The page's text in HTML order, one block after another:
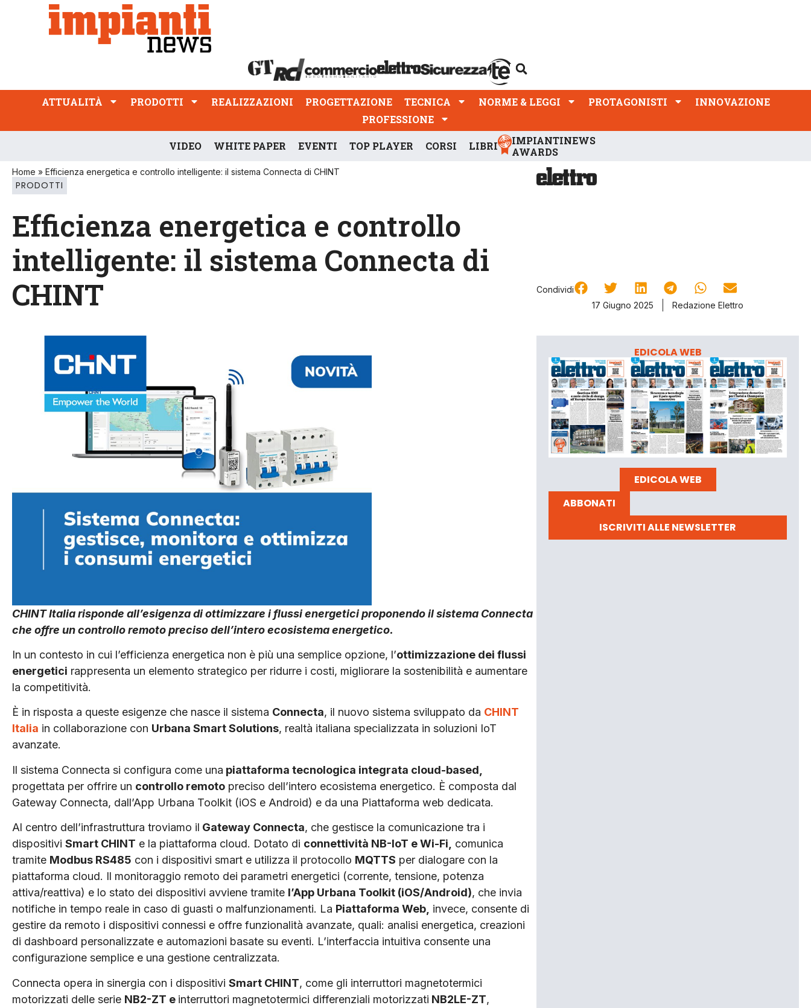
ATTUALITÀ PRODOTTI REALIZZAZIONI
PROFESSIONE
ATTUALITÀ PRODOTTI REALIZZAZIONI PROGETTAZIONE TECNICA NORME & LEGGI PROTAGONISTI
INNOVAZIONE
PROFESSIONE
VIDEO WHITE PAPER EVENTI TOP PLAYER CORSI LIBRI
IMPIANTINEWS
AWARDS
Home » Efficienza energetica e controllo intelligente: il sistema Connecta di CHINT
PRODOTTI
Efficienza energetica e controllo
intelligente: il sistema Connecta di
CHINT
Condividi
17 Giugno 2025
Redazione Elettro
CHINT Italia risponde all’esigenza di ottimizzare i flussi energetici proponendo il sistema Connecta
che offre un controllo remoto preciso dell’intero ecosistema energetico.
In un contesto in cui l’efficienza energetica non è più una semplice opzione, l’ottimizzazione dei flussi
energetici rappresenta un elemento strategico per ridurre i costi, migliorare la sostenibilità e aumentare
la competitività.
È in risposta a queste esigenze che nasce il sistema Connecta, il nuovo sistema sviluppato da CHINT
Italia in collaborazione con Urbana Smart Solutions, realtà italiana specializzata in soluzioni IoT
avanzate.
Il sistema Connecta si configura come una piattaforma tecnologica integrata cloud-based,
progettata per offrire un controllo remoto preciso dell’intero ecosistema energetico. È composta dal
Gateway Connecta, dall’App Urbana Toolkit (iOS e Android) e da una Piattaforma web dedicata.
Al centro dell’infrastruttura troviamo il Gateway Connecta, che gestisce la comunicazione tra i
dispositivi Smart CHINT e la piattaforma cloud. Dotato di connettività NB-IoT e Wi-Fi,
comunica
tramite Modbus RS485 con i dispositivi smart e utilizza il protocollo MQTTS per dialogare con la
piattaforma cloud. Il monitoraggio remoto dei parametri energetici (corrente, tensione, potenza
attiva/reattiva) e lo stato dei dispositivi avviene tramite l’App Urbana Toolkit (iOS/Android), che invia
notifiche in tempo reale in caso di guasti o malfunzionamenti. La Piattaforma Web, invece, consente di
gestire da remoto i dispositivi connessi e offre funzionalità avanzate, quali: analisi energetica, creazioni
di dashboard personalizzate e automazioni basate su eventi. L’interfaccia intuitiva consente una
configurazione semplice e una gestione centralizzata.
Connecta opera in sinergia con i dispositivi Smart CHINT, come gli interruttori magnetotermici
motorizzati delle serie NB2-ZT e interruttori magnetotermici differenziali motorizzati NB2LE-ZT,
EDICOLA WEB
EDICOLA WEB
ABBONATI
ISCRIVITI ALLE NEWSLETTER